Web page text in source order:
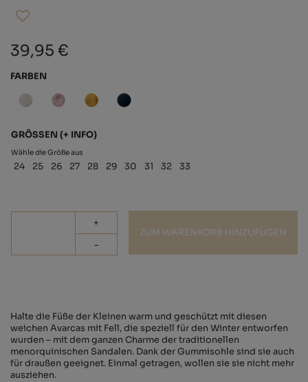
39,95 €
FARBEN
GRÖSSEN (+ INFO)
Wähle die Größe aus
24 25 26 27 28 29 30 31 32 33
+
-
ZUM WARENKORB HINZUFÜGEN
Halte die Füße der Kleinen warm und geschützt mit diesen
weichen Avarcas mit Fell, die speziell für den Winter entworfen
wurden – mit dem ganzen Charme der traditionellen
menorquinischen Sandalen. Dank der Gummisohle sind sie auch
für draußen geeignet. Einmal getragen, wollen sie sie nicht mehr
ausziehen.